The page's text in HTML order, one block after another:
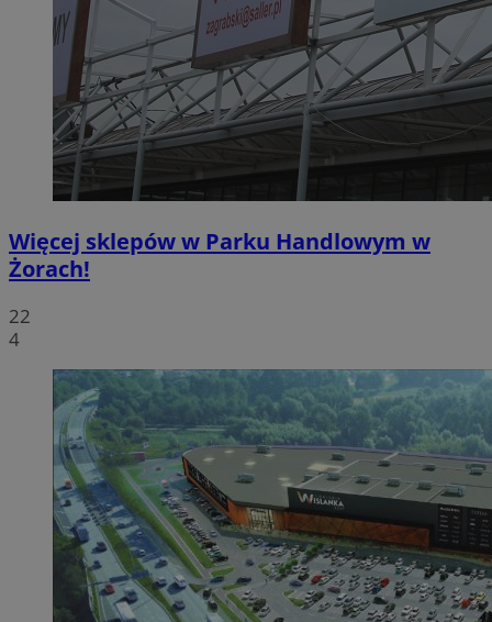
Więcej sklepów w Parku Handlowym w
Żorach!
22
4